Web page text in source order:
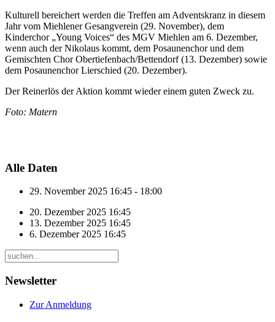
Kulturell bereichert werden die Treffen am Adventskranz in diesem
Jahr vom Miehlener Gesangverein (29. November), dem
Kinderchor „Young Voices“ des MGV Miehlen am 6. Dezember,
wenn auch der Nikolaus kommt, dem Posaunenchor und dem
Gemischten Chor Obertiefenbach/Bettendorf (13. Dezember) sowie
dem Posaunenchor Lierschied (20. Dezember).
Der Reinerlös der Aktion kommt wieder einem guten Zweck zu.
Foto: Matern
Alle Daten
29. November 2025 16:45 - 18:00
20. Dezember 2025 16:45
13. Dezember 2025 16:45
6. Dezember 2025 16:45
Newsletter
Zur Anmeldung